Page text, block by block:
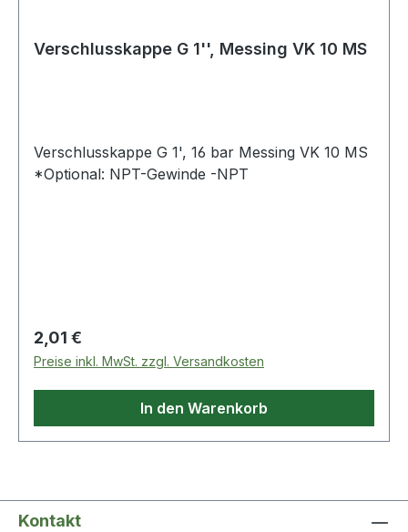
Verschlusskappe G 1'', Messing VK 10 MS
Verschlusskappe G 1', 16 bar Messing VK 10 MS
*Optional: NPT-Gewinde -NPT
Regulärer Preis:
2,01 €
Preise inkl. MwSt. zzgl. Versandkosten
In den Warenkorb
Kontakt